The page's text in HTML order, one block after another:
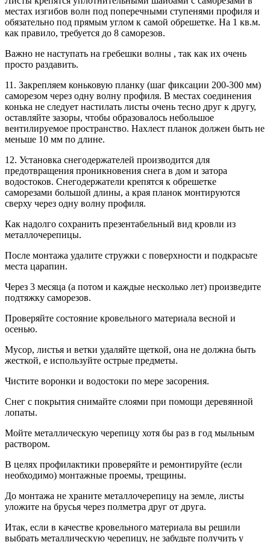
местах изгибов волн под поперечными ступенями профиля и
обязательно под прямым углом к самой обрешетке. На 1 кв.м.
как правило, требуется до 8 саморезов.
Важно не наступать на гребешки волны , так как их очень
просто раздавить.
11. Закрепляем коньковую планку (шаг фиксации 200-300 мм)
саморезом через одну волну профиля. В местах соединения
конька не следует настилать листы очень тесно друг к другу,
оставляйте зазоры, чтобы образовалось небольшое
вентилируемое пространство. Нахлест планок должен быть не
меньше 10 мм по длине.
12. Установка снегодержателей производится для
предотвращения проникновения снега в дом и затора
водостоков. Снегодержатели крепятся к обрешетке
саморезами большой длины, а края планок монтируются
сверху через одну волну профиля.
Как надолго сохранить презентабельный вид кровли из
металлочерепицы.
После монтажа удалите стружки с поверхности и подкрасьте
места царапин.
Через 3 месяца (а потом и каждые несколько лет) произведите
подтяжку саморезов.
Проверяйте состояние кровельного материала весной и
осенью.
Мусор, листья и ветки удаляйте щеткой, она не должна быть
жесткой, е используйте острые предметы.
Чистите воронки и водостоки по мере засорения.
Снег с покрытия снимайте слоями при помощи деревянной
лопаты.
Мойте металлическую черепицу хотя бы раз в год мыльным
раствором.
В целях профилактики проверяйте и ремонтируйте (если
необходимо) монтажные проемы, трещины.
До монтажа не храните металлочерепицу на земле, листы
уложите на брусья через полметра друг от друга.
Итак, если в качестве кровельного материала вы решили
выбрать металлическую черепицу, не забудьте получить у